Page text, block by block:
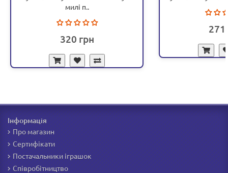
милі п..
320
271
Інформація
Про магазин
Сертифікати
Постачальники іграшок
Співробітництво